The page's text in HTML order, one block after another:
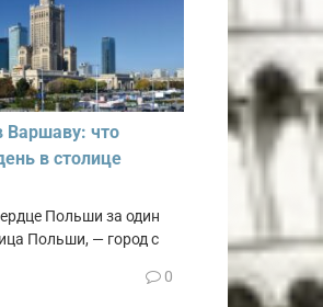
Варшаву: что
в столице
Польши за один
Польши, — город с
0